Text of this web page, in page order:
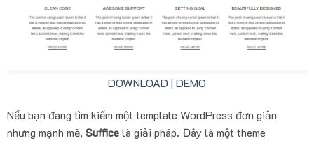
DOWNLOAD | DEMO
Nếu bạn đang tìm kiếm một template WordPress đơn giản
nhưng mạnh mẽ, Sufficelà giải pháp. Đây là một theme